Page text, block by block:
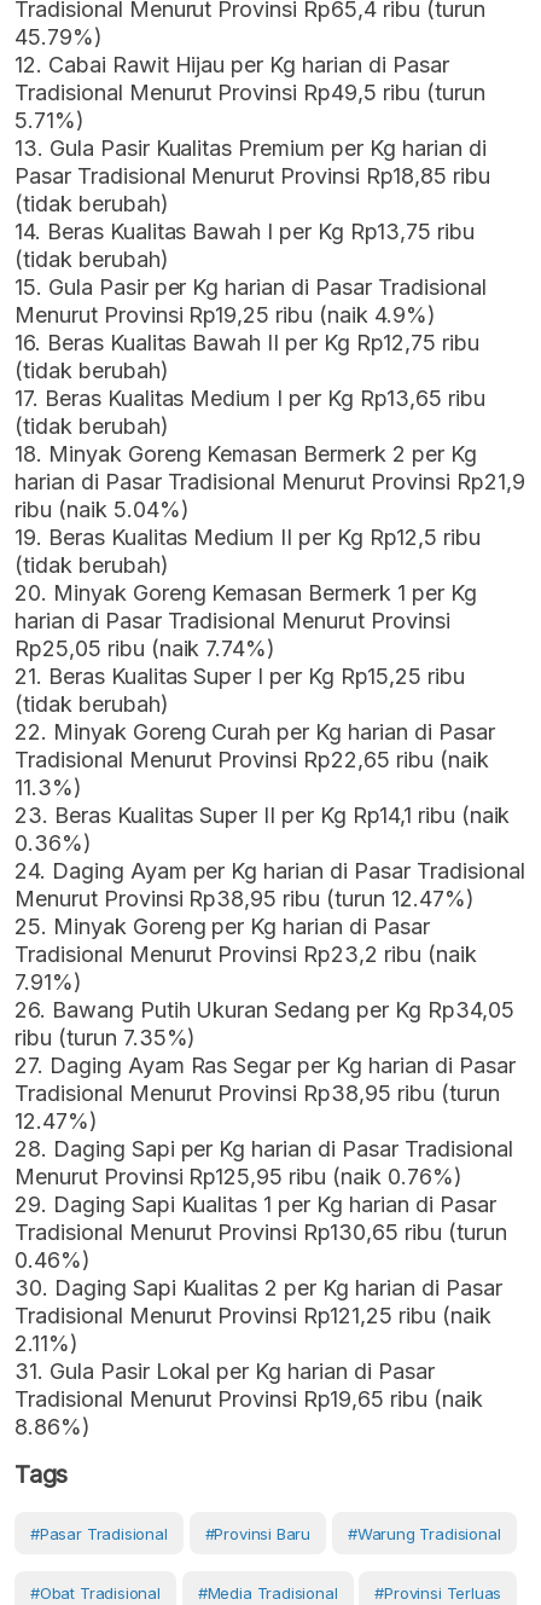
Tradisional Menurut Provinsi Rp65,4 ribu (turun
45.79%)
12. Cabai Rawit Hijau per Kg harian di Pasar
Tradisional Menurut Provinsi Rp49,5 ribu (turun
5.71%)
13. Gula Pasir Kualitas Premium per Kg harian di
Pasar Tradisional Menurut Provinsi Rp18,85 ribu
(tidak berubah)
14. Beras Kualitas Bawah I per Kg Rp13,75 ribu
(tidak berubah)
15. Gula Pasir per Kg harian di Pasar Tradisional
Menurut Provinsi Rp19,25 ribu (naik 4.9%)
16. Beras Kualitas Bawah II per Kg Rp12,75 ribu
(tidak berubah)
17. Beras Kualitas Medium I per Kg Rp13,65 ribu
(tidak berubah)
18. Minyak Goreng Kemasan Bermerk 2 per Kg
harian di Pasar Tradisional Menurut Provinsi Rp21,9
ribu (naik 5.04%)
19. Beras Kualitas Medium II per Kg Rp12,5 ribu
(tidak berubah)
20. Minyak Goreng Kemasan Bermerk 1 per Kg
harian di Pasar Tradisional Menurut Provinsi
Rp25,05 ribu (naik 7.74%)
21. Beras Kualitas Super I per Kg Rp15,25 ribu
(tidak berubah)
22. Minyak Goreng Curah per Kg harian di Pasar
Tradisional Menurut Provinsi Rp22,65 ribu (naik
11.3%)
23. Beras Kualitas Super II per Kg Rp14,1 ribu (naik
0.36%)
24. Daging Ayam per Kg harian di Pasar Tradisional
Menurut Provinsi Rp38,95 ribu (turun 12.47%)
25. Minyak Goreng per Kg harian di Pasar
Tradisional Menurut Provinsi Rp23,2 ribu (naik
7.91%)
26. Bawang Putih Ukuran Sedang per Kg Rp34,05
ribu (turun 7.35%)
27. Daging Ayam Ras Segar per Kg harian di Pasar
Tradisional Menurut Provinsi Rp38,95 ribu (turun
12.47%)
28. Daging Sapi per Kg harian di Pasar Tradisional
Menurut Provinsi Rp125,95 ribu (naik 0.76%)
29. Daging Sapi Kualitas 1 per Kg harian di Pasar
Tradisional Menurut Provinsi Rp130,65 ribu (turun
0.46%)
30. Daging Sapi Kualitas 2 per Kg harian di Pasar
Tradisional Menurut Provinsi Rp121,25 ribu (naik
2.11%)
31. Gula Pasir Lokal per Kg harian di Pasar
Tradisional Menurut Provinsi Rp19,65 ribu (naik
8.86%)
Tags
#Pasar Tradisional #provinsi Baru #warung Tradisional
#Obat Tradisional #media Tradisional #provinsi Terluas